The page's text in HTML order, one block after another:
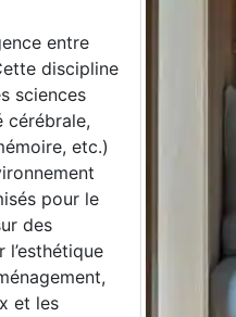
entre
discipline
sciences
cérébrale,
etc.)
pour le
des
et les